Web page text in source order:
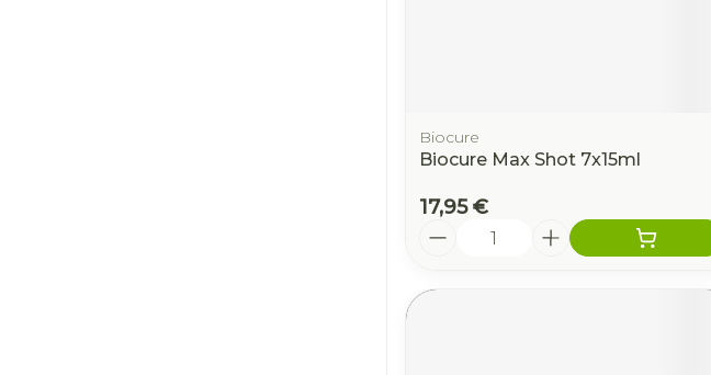
Biocure
Biocure Max Shot 7x15ml
17,95 €
Quantité